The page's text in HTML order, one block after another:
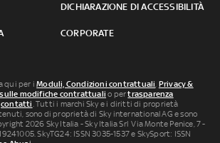
DICHIARAZIONE DI ACCESSIBILITÀ
CORPORATE
qui per iModuli, Condizioni contrattuali Privacy &
modifiche contrattuali o pertrasparenza
contatti . Tutti i marchi Sky e i diritti di proprietà
sono di proprietà di Sky international AG e sono
2026 Sky Italia - Sky Italia Srl Via Monte Penice, 7 -
SkyTG24: ISSN 3035-1537 e SkySport: ISSN